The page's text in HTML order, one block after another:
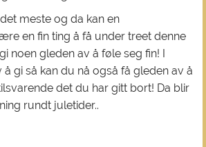
meste og da kan en
en fin ting å få under treet denne
noen gleden av å føle seg fin! I
gi så kan du nå også få gleden av å
det du har gitt bort! Da blir
rundt juletider..